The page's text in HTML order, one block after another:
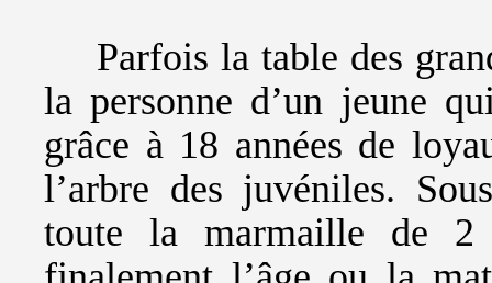
Parfois la table des
la personne d’un jeune
grâce à 18 années de
l’arbre des juvéniles.
toute la marmaille de